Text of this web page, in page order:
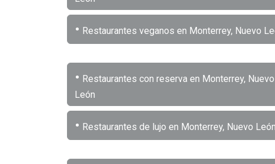
• Restaurantes veganos en Monterrey, Nuevo
• Restaurantes con reserva en Monterrey, Nuevo
León
• Restaurantes de lujo en Monterrey, Nuevo León